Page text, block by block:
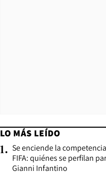
LO MÁS LEÍDO
1. Se enciende la
FIFA: quiénes se perfilan
Gianni Infantino